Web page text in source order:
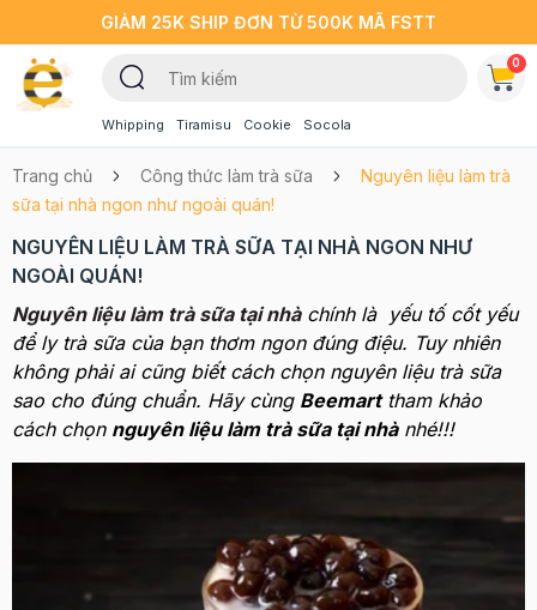
GIẢM 25K SHIP ĐƠN TỪ 500K MÃ FSTT
Whipping Tiramisu Cookie Socola
0
Trang chủ Công thức làm trà sữa
Nguyên liệu làm trà
sữa tại nhà ngon như ngoài quán!
NGUYÊN LIỆU LÀM TRÀ SỮA TẠI NHÀ NGON NHƯ
NGOÀI QUÁN!
Nguyên liệu làm trà sữa tại nhàchính là yếu tố cốt yếu
để ly trà sữa của bạn thơm ngon đúng điệu. Tuy nhiên
không phải ai cũng biết cách chọn nguyên liệu trà sữa
sao cho đúng chuẩn. Hãy cùng Beemarttham khảo
cách chọn nguyên liệu làm trà sữa tại nhànhé!!!